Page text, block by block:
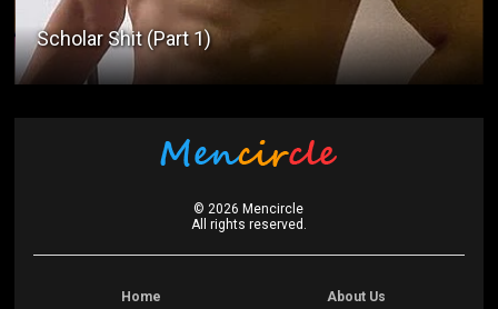
Scholar Shit (Part 1)
© 2026 Mencircle
All rights reserved.
Home About Us